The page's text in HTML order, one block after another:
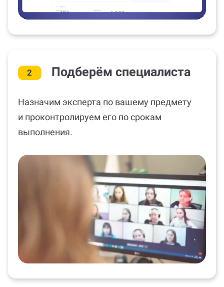
2 Подберём специалиста
Назначим эксперта по вашему предмету
и проконтролируем его по срокам
выполнения.